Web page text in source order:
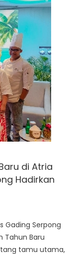
di Atria
Hadirkan
Gading Serpong
Tahun Baru
tamu utama,